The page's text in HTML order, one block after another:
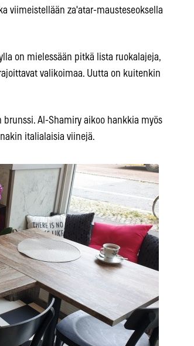
viimeistellään za'atar-mausteseoksella
on mielessään pitkä lista ruokalajeja,
valikoimaa. Uutta on kuitenkin
Al-Shamiry aikoo hankkia myös
italialaisia viinejä.